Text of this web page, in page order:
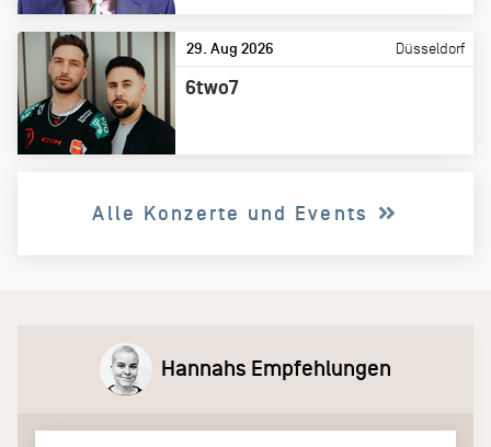
Düsseldorf
29. Aug 2026
6two7
Alle Konzerte und Events
Hannahs Empfehlungen